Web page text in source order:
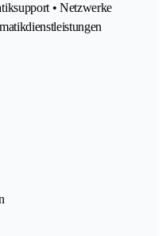
• Netzwerke